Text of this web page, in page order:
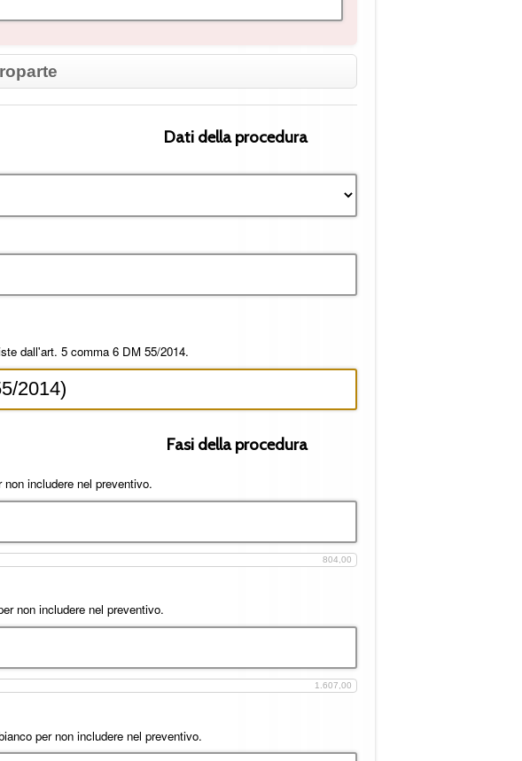
Dati della procedura
dall'art. 5 comma 6 DM 55/2014.
Fasi della procedura
includere nel preventivo.
804,00
non includere nel preventivo.
1.607,00
per non includere nel preventivo.